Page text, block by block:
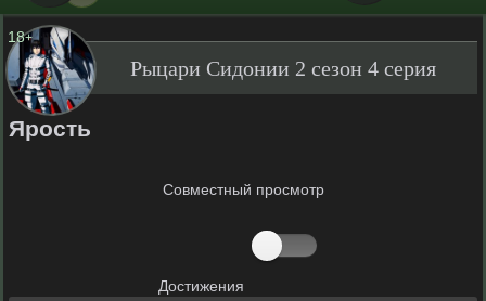
18+
Рыцари Сидонии 2 сезон 4 серия
Ярость
Совместный просмотр
Достижения